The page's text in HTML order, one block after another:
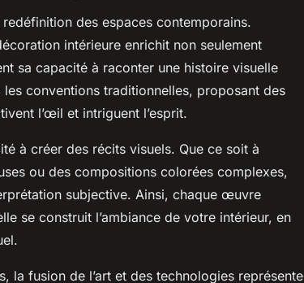
des espaces contemporains.
intérieure enrichit non seulement
sa capacité à raconter une histoire visuelle
conventions traditionnelles, proposant des
l’œil et intriguent l’esprit.
à créer des récits visuels. Que ce soit à
ou des compositions colorées complexes,
subjective. Ainsi, chaque œuvre
se construit l’ambiance de votre intérieur, en
la fusion de l’art et des technologies représente